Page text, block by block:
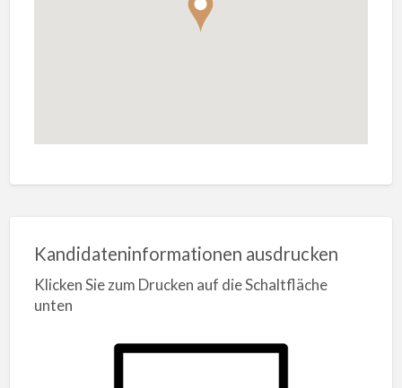
Kandidateninformationen ausdrucken
Klicken Sie zum Drucken auf die Schaltfläche
unten